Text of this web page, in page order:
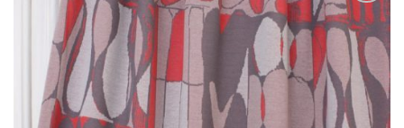
Auf die
Wunschliste